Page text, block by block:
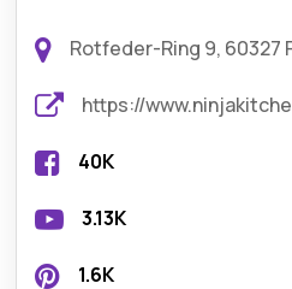
Rotfeder-Ring 9, 60327
https://
40K
3.13K
1.6K